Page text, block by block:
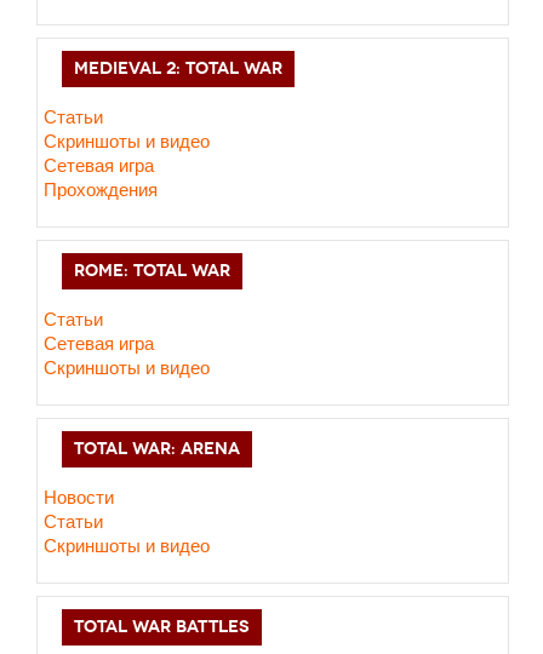
MEDIEVAL 2: TOTAL WAR
Статьи
Скриншоты и видео
Сетевая игра
Прохождения
ROME: TOTAL WAR
Статьи
Сетевая игра
Скриншоты и видео
TOTAL WAR: ARENA
Новости
Статьи
Скриншоты и видео
TOTAL WAR BATTLES